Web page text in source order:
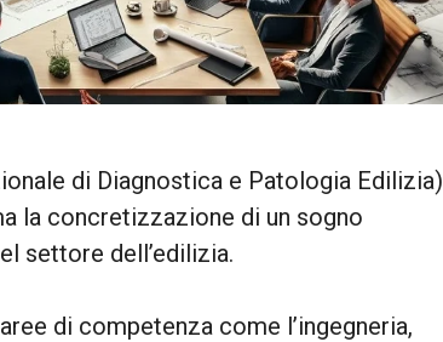
di Diagnostica e Patologia Edilizia)
la concretizzazione di un sogno
settore dell’edilizia.
di competenza come l’ingegneria,